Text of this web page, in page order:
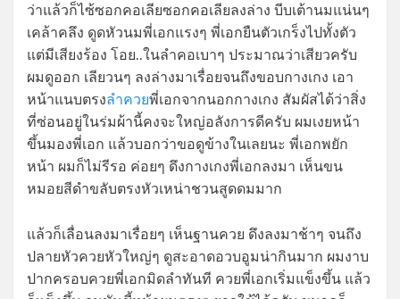
ว่าแล้วก็ไซ้ซอกคอเลียซอกคอเลียลงล่าง บีบเต้านมแน่นๆ
เคล้าคลึง ดูดหัวนมพี่เอกแรงๆ พี่เอกยืนตัวเกร็งไปทั้งตัว
แต่มีเสียงร้อง โอย..ในลำคอเบาๆ ประมาณว่าเสียวครับ
ผมดูออก เลียวนๆ ลงล่างมาเรื่อยจนถึงขอบกางเกง เอา
หน้าแนบตรงลำควยพี่เอกจากนอกกางเกง สัมผัสได้ว่าสิ่ง
ที่ซ่อนอยู่ในร่มผ้านี้คงจะใหญ่อลังการดีครับ ผมเงยหน้า
ขึ้นมองพี่เอก แล้วบอกว่าขอดูข้างในเลยนะ พี่เอกพยัก
หน้า ผมก็ไม่รีรอ ค่อยๆ ดึงกางเกงพี่เอกลงมา เห็นขน
หมอยสีดำขลับตรงหัวเหน่าชวนสูดดมมาก
แล้วก็เลื่อนลงมาเรื่อยๆ เห็นฐานควย ดึงลงมาช้าๆ จนถึง
ปลายหัวควยหัวใหญ่ๆ ดูสะอาดอวบอูมน่ากินมาก ผมงาบ
ปากครอบควยพี่เอกมิดลำทันที ควยพี่เอกเริ่มแข็งขึ้น แล้ว